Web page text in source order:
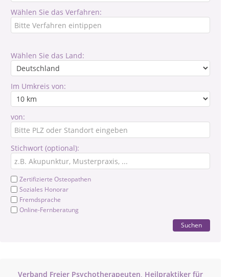
Wählen Sie das Verfahren:
Wählen Sie das Land:
Im Umkreis von:
von:
Stichwort (optional):
Zertifizierte Osteopathen
Soziales Honorar
Fremdsprache
Online-Fernberatung
Suchen
Verband Freier Psychotherapeuten, Heilpraktiker für